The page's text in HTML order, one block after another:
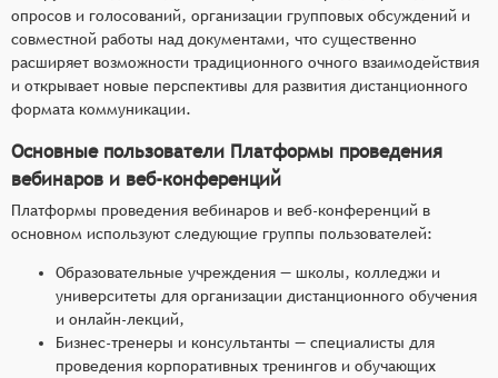
опросов и голосований, организации групповых обсуждений и
совместной работы над документами, что существенно
расширяет возможности традиционного очного взаимодействия
и открывает новые перспективы для развития дистанционного
формата коммуникации.
Основные пользователи Платформы проведения
вебинаров и веб-конференций
Платформы проведения вебинаров и веб-конференций в
основном используют следующие группы пользователей:
Образовательные учреждения — школы, колледжи и
университеты для организации дистанционного обучения
и онлайн-лекций,
Бизнес-тренеры и консультанты — специалисты для
проведения корпоративных тренингов и обучающих